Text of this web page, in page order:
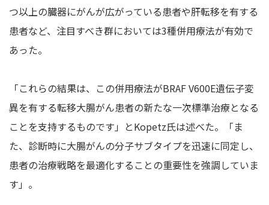
つ以上の臓器にがんが広がっている患者や肝転移を有する
患者など、注目すべき群においては3種併用療法が有効で
あった。
「これらの結果は、この併用療法がBRAF V600E遺伝子変
異を有する転移大腸がん患者の新たな一次標準治療となる
ことを支持するものです」とKopetz氏は述べた。「ま
た、診断時に大腸がんの分子サブタイプを迅速に同定し、
患者の治療戦略を最適化することの重要性を強調していま
す」。